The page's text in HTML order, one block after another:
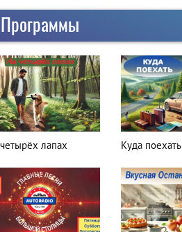
Программы
лапах Куда поехать